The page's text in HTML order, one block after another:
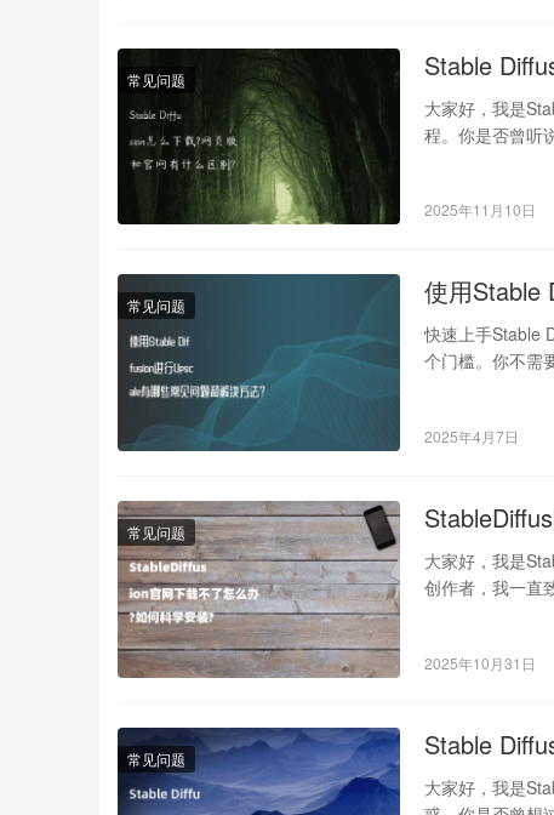
常见问题 Stable
大家好，我是
程。你是否曾听
2025年11月10日
常见问题 使用Stable
快速上手Stable
个门槛。你不需
2025年4月7日
常见问题
大家好，我是
创作者，我一直
2025年10月31日
常见问题 Stable
大家好，我是